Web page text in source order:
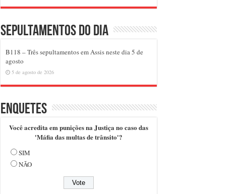
Sepultamentos do dia
B118 – Três sepultamentos em Assis neste dia 5 de
agosto
5 de agosto de 2026
Enquetes
Você acredita em punições na Justiça no caso das
'Máfia das multas de trânsito'?
SIM
NÃO